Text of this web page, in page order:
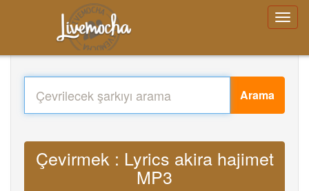
Arama
Çevirmek : Lyrics akira hajimet
MP3